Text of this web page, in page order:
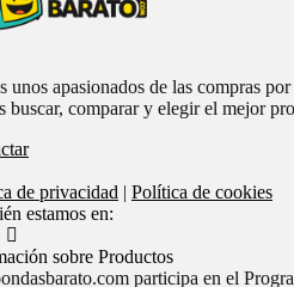
unos apasionados de las compras
buscar, comparar y elegir el mejor
de privacidad | Política de cookies
estamos en:
sobre Productos
participa en el